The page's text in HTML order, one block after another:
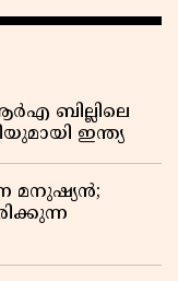
ബില്ലിലെ
ഇന്ത്യ
മനുഷ്യൻ;